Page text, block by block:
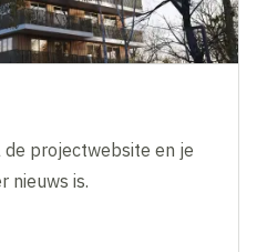
de projectwebsite en je
nieuws is.